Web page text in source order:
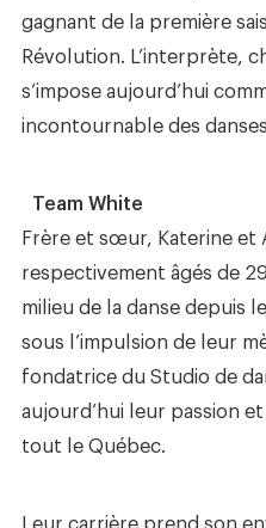
gagnant de la première
Révolution. L’interprète,
s’impose aujourd’hui
incontournable des
Team White
Frère et sœur, Katerine et
respectivement âgés de
milieu de la danse depuis
sous l’impulsion de leur
fondatrice du Studio de
aujourd’hui leur passion
tout le Québec.